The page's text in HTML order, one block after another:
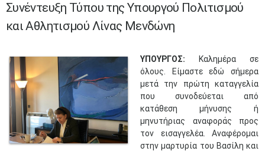
Συνέντευξη Τύπου της Υπουργού Πολιτισμού
και Αθλητισμού Λίνας Μενδώνη
ΥΠΟΥΡΓΟΣ: Καλημέρα σε
όλους. Είμαστε εδώ σήμερα
μετά την πρώτη καταγγελία
που συνοδεύεται από
κατάθεση μήνυσης ή
μηνυτήριας αναφοράς προς
τον εισαγγελέα. Αναφέρομαι
στην μαρτυρία του Βασίλη και